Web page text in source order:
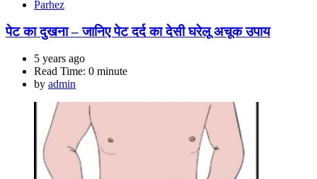
Parhez
पेट का दुखना – जानिए पेट दर्द का देसी घरेलू अचूक उपाय
5 years ago
Read Time: 0 minute
by admin